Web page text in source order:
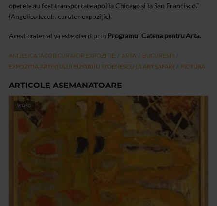
operele au fost transportate apoi la Chicago și la San Francisco.”
(Angelica Iacob, curator expoziție)
Acest material vă este oferit prin Programul Catena pentru Artă.
ANGELICA IACOB CURATOR EXPOZITIE ARTA
BUCURESTI
EXPOZITIA ARTISTULUI EUSTATIU STOENESCU LA ART SAFARI
PICTURA
ARTICOLE ASEMANATOARE
VIDEO